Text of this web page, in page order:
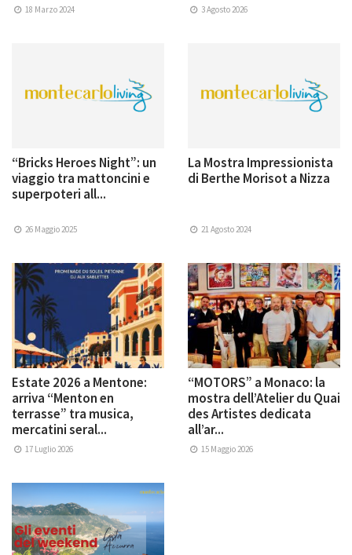
18 Marzo 2024 3 Agosto 2026
“Bricks Heroes Night”: un
viaggio tra mattoncini e
superpoteri all...
26 Maggio 2025
La Mostra Impressionista
di Berthe Morisot a Nizza
21 Agosto 2024
Estate 2026 a Mentone:
arriva “Menton en
terrasse” tra musica,
mercatini seral...
17 Luglio 2026
“MOTORS” a Monaco: la
mostra dell’Atelier du Quai
des Artistes dedicata
all’ar...
15 Maggio 2026